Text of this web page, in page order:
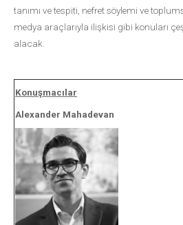
tanımı ve tespiti, nefret söylemi ve
medya araçlarıyla ilişkisi gibi konuları
alacak.
Konuşmacılar
Alexander Mahadevan